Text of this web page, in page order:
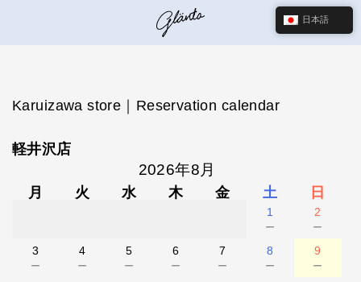
Karuizawa store｜Reservation calendar
軽井沢店
2026年8月
月 火 水 木 金 土 日
1
－
2
－
3
－
4
－
5
－
6
－
7
－
8
－
9
－
日本語